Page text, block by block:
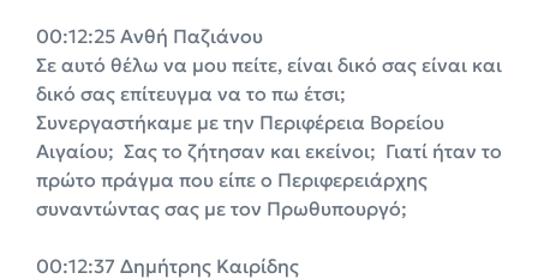
00:12:25 Ανθή Παζιάνου
Σε αυτό θέλω να μου πείτε, είναι δικό σας είναι και
δικό σας επίτευγμα να το πω έτσι;
Συνεργαστήκαμε με την Περιφέρεια Βορείου
Αιγαίου; Σας το ζήτησαν και εκείνοι; Γιατί ήταν το
πρώτο πράγμα που είπε ο Περιφερειάρχης
συναντώντας σας με τον Πρωθυπουργό;
00:12:37 Δημήτρης Καιρίδης